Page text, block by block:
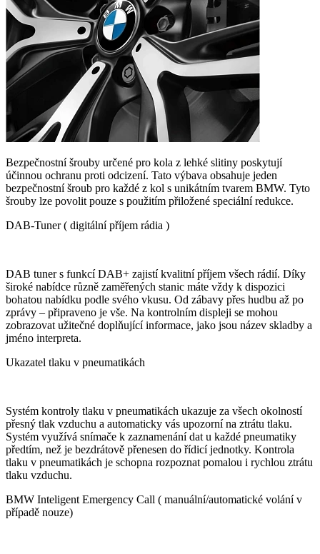
Bezpečnostní šrouby určené pro kola z lehké slitiny poskytují
účinnou ochranu proti odcizení. Tato výbava obsahuje jeden
bezpečnostní šroub pro každé z kol s unikátním tvarem BMW. Tyto
šrouby lze povolit pouze s použitím přiložené speciální redukce.
DAB-Tuner ( digitální příjem rádia )
DAB tuner s funkcí DAB+ zajistí kvalitní příjem všech rádií. Díky
široké nabídce různě zaměřených stanic máte vždy k dispozici
bohatou nabídku podle svého vkusu. Od zábavy přes hudbu až po
zprávy – připraveno je vše. Na kontrolním displeji se mohou
zobrazovat užitečné doplňující informace, jako jsou název skladby a
jméno interpreta.
Ukazatel tlaku v pneumatikách
Systém kontroly tlaku v pneumatikách ukazuje za všech okolností
přesný tlak vzduchu a automaticky vás upozorní na ztrátu tlaku.
Systém využívá snímače k zaznamenání dat u každé pneumatiky
předtím, než je bezdrátově přenesen do řídicí jednotky. Kontrola
tlaku v pneumatikách je schopna rozpoznat pomalou i rychlou ztrátu
tlaku vzduchu.
BMW Inteligent Emergency Call ( manuální/automatické volání v
případě nouze)